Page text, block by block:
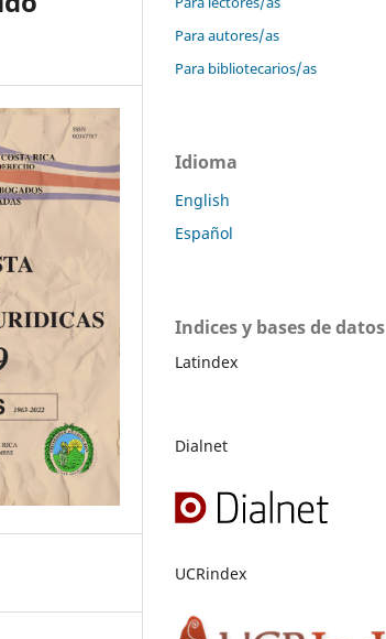
Para autores/as
Para bibliotecarios/as
Idioma
English
Español
Indices y bases de datos
Latindex
Dialnet
UCRindex